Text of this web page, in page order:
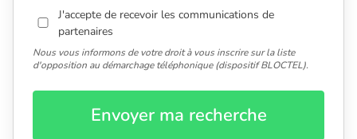
J'accepte de recevoir les communications de
partenaires
Nous vous informons de votre droit à vous inscrire sur la liste
d'opposition au démarchage téléphonique (dispositif BLOCTEL).
Envoyer ma recherche